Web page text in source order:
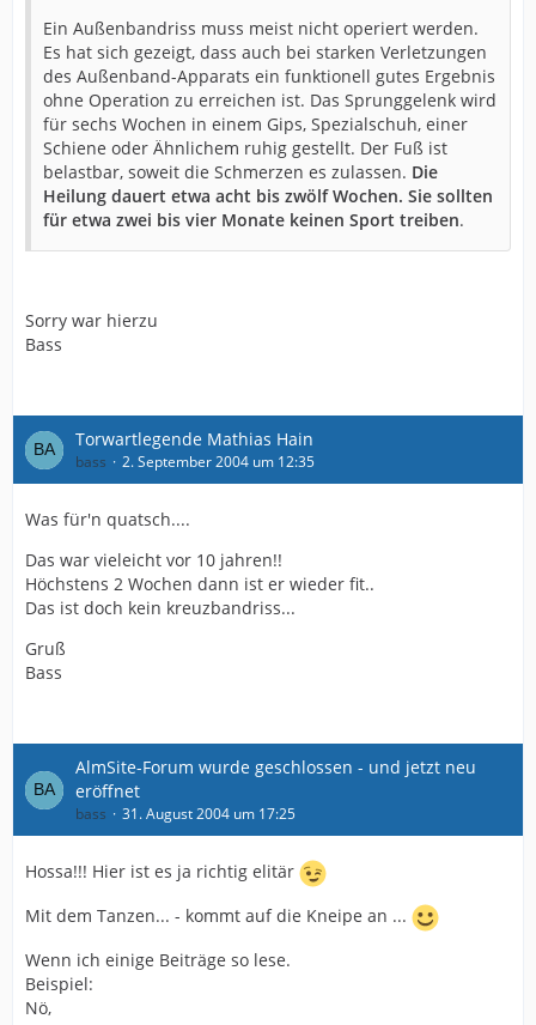
Ein Außenbandriss muss meist nicht operiert werden.
Es hat sich gezeigt, dass auch bei starken Verletzungen
des Außenband-Apparats ein funktionell gutes Ergebnis
ohne Operation zu erreichen ist. Das Sprunggelenk wird
für sechs Wochen in einem Gips, Spezialschuh, einer
Schiene oder Ähnlichem ruhig gestellt. Der Fuß ist
belastbar, soweit die Schmerzen es zulassen. Die
Heilung dauert etwa acht bis zwölf Wochen. Sie sollten
für etwa zwei bis vier Monate keinen Sport treiben.
Sorry war hierzu
Bass
Torwartlegende Mathias Hain
bass 2. September 2004 um 12:35
Was für'n quatsch....
Das war vieleicht vor 10 jahren!!
Höchstens 2 Wochen dann ist er wieder fit..
Das ist doch kein kreuzbandriss...
Gruß
Bass
AlmSite-Forum wurde geschlossen - und jetzt neu
eröffnet
bass 31. August 2004 um 17:25
Hossa!!! Hier ist es ja richtig elitär
Mit dem Tanzen... - kommt auf die Kneipe an ...
Wenn ich einige Beiträge so lese.
Beispiel:
Nö,